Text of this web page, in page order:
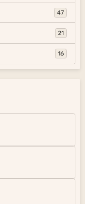
47
21
16